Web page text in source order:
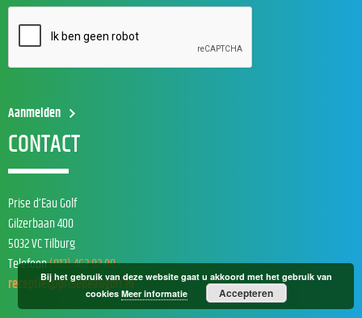
CONTACT
Prise d’Eau Golf
Gilzerbaan 400
5032 VC Tilburg
Telefoon(013) 462 82 00
receptie@prisedeaugolf.nl
Bij het gebruik van deze website gaat u akkoord met het gebruik van
cookies Meer informatie Accepteren